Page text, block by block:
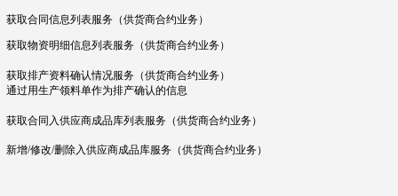
获取合同信息列表服务（供货商合约业务）
获取物资明细信息列表服务（供货商合约业务）
获取排产资料确认情况服务 （供货商合约业务）
通过用生产领料单作为排产确认的信息
获取合同入供应商成品库列表服务（供货商合约业务）
新增/修改/删除入供应商成品库服务（供货商合约业务）